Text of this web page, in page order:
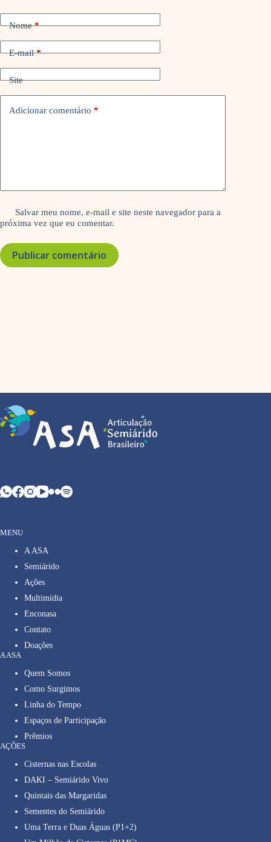
Nome*
E-mail*
Site
Adicionar comentário *
Salvar meu nome, e-mail e site neste navegador para a
próxima vez que eu comentar.
Publicar comentário
MENU
A ASA
Semiárido
Ações
Multimídia
Enconasa
Contato
Doações
A ASA
Quem Somos
Como Surgimos
Linha do Tempo
Espaços de Participação
Prêmios
AÇÕES
Cisternas nas Escolas
DAKI – Semiárido Vivo
Quintais das Margaridas
Sementes do Semiárido
Uma Terra e Duas Águas (P1+2)